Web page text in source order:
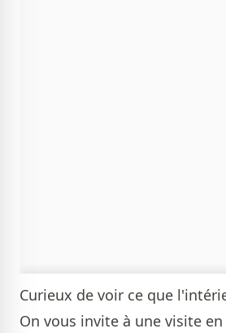
Curieux de voir ce que
On vous invite à une visite